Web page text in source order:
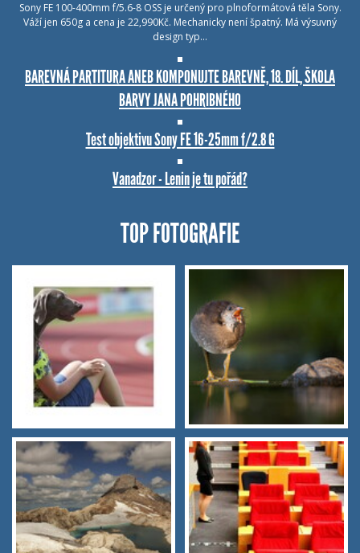
Sony FE 100-400mm f/5.6-8 OSS je určený pro plnoformátová těla Sony.
Váží jen 650g a cena je 22,990Kč. Mechanicky není špatný. Má výsuvný
design typ…
BAREVNÁ PARTITURA ANEB KOMPONUJTE BAREVNĚ, 18. DÍL, ŠKOLA
BARVY JANA POHRIBNÉHO
Test objektivu Sony FE 16-25mm f/2.8 G
Vanadzor - Lenin je tu pořád?
TOP FOTOGRAFIE